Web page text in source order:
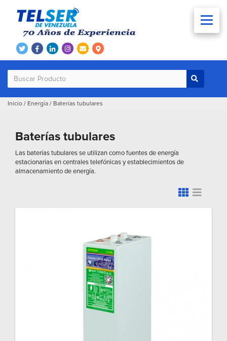
Inicio / Energía / Baterías tubulares
Baterías tubulares
Las baterías tubulares se utilizan como fuentes de energía
estacionarias en centrales telefónicas y establecimientos de
almacenamiento de energía.